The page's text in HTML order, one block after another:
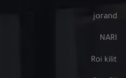
jorand
NARI
Roi kilit